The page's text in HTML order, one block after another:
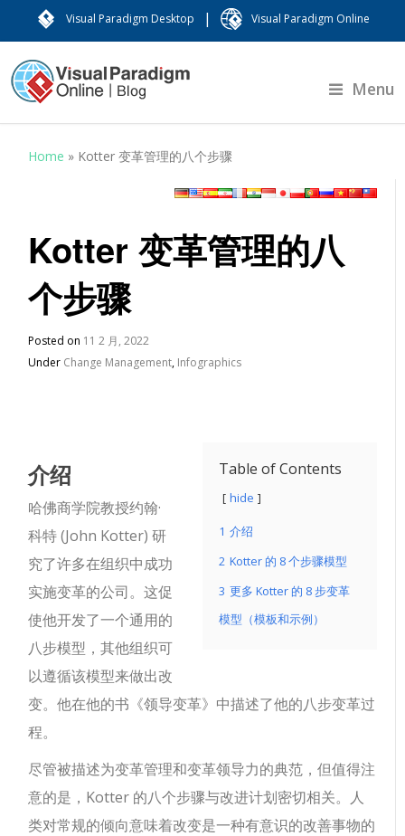
Visual Paradigm Desktop | Visual Paradigm Online
Menu
Home » Kotter 变革管理的八个步骤
Kotter 变革管理的八
个步骤
Posted on 11 2 月, 2022
Under Change Management, Infographics
Table of Contents
hide
1 介绍
2 Kotter 的 8 个步骤模型
3 更多 Kotter 的 8 步变革
模型（模板和示例）
介绍
哈佛商学院教授约翰·
科特 (John Kotter) 研
究了许多在组织中成功
实施变革的公司。这促
使他开发了一个通用的
八步模型，其他组织可
以遵循该模型来做出改
变。他在他的书《领导变革》中描述了他的八步变革过
程。
尽管被描述为变革管理和变革领导力的典范，但值得注
意的是，Kotter 的八个步骤与改进计划密切相关。人
类对常规的倾向意味着改变是一种有意识的改善事物的